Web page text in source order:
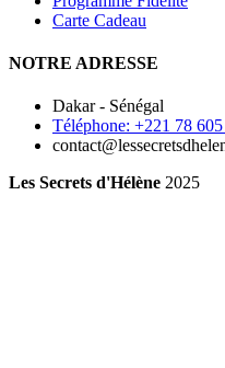
Carte Cadeau
NOTRE ADRESSE
Dakar - Sénégal
Téléphone: +221 78
Les Secrets d'Hélène 2025